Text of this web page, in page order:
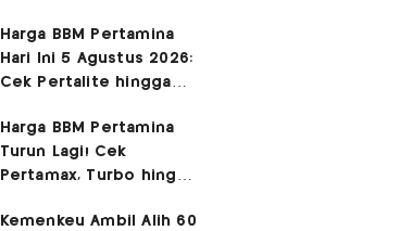
Harga BBM Pertamina
Hari Ini 5 Agustus 2026:
Cek Pertalite hingga
Turun
Harga BBM Pertamina
Turun Lagi! Cek
Pertamax, Turbo hingga
Agustus 2026
Kemenkeu Ambil Alih 60